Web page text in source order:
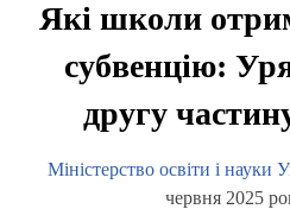
Які школи
субвенцію:
другу
Міністерство освіти і науки
червня 2025